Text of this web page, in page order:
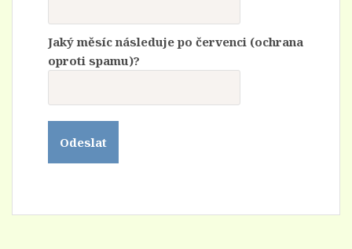
Jaký měsíc následuje po červenci (ochrana
oproti spamu)?